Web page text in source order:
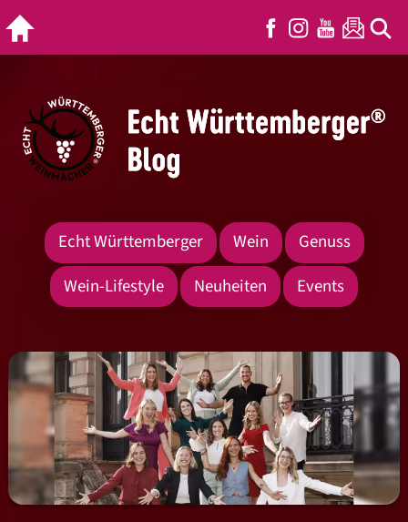
Echt Württemberger Wein
Genuss
Wein-Lifestyle
Neuheiten Events